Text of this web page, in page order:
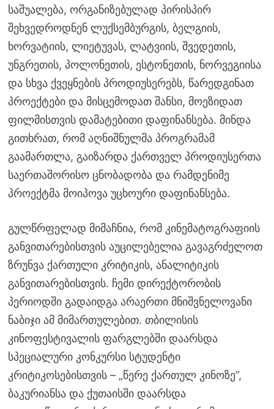
საშუალება, ორგანიზებულად პირისპირ
შეხვედროდნენ ლუქსემბურგის, ბელგიის,
ხორვატიის, ლიეტუვას, ლატვიის, შვედეთის,
უნგრეთის, პოლონეთის, ესტონეთის, ნორვეგიისა
და სხვა ქვეყნების პროდიუსერებს, წარედგინათ
პროექტები და მისცემოდათ შანსი, მოეზიდათ
ფილმისთვის დამატებითი დაფინანსება. მინდა
გითხრათ, რომ აღნიშნულმა პროგრამამ
გაამართლა, გაიზარდა ქართველ პროდიუსერთა
საერთაშორისო ცნობადობა და რამდენიმე
პროექტმა მოიპოვა უცხოური დაფინანსება.
გულწრფელად მიმაჩნია, რომ კინემატოგრაფიის
განვითარებისთვის აუცილებელია გავაგრძელოთ
ზრუნვა ქართული კრიტიკის, ანალიტიკის
განვითარებისთვის. ჩემი დირექტორობის
პერიოდში გადაიდგა არაერთი მნიშვნელოვანი
ნაბიჯი ამ მიმართულებით. თბილისის
კინოფესტივალის ფარგლებში დაარსდა
სპეციალური კონკურსი სტუდენტი
კრიტიკოსებისთვის – „წერე ქართულ კინოზე”,
ბაკურიანსა და ქუთაისში დაარსდა